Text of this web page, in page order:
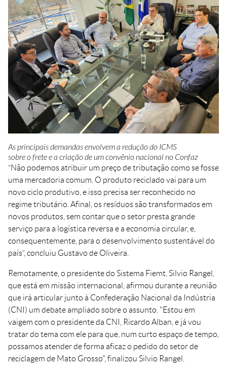
As principais demandas envolvem a redução do ICMS
sobre o frete e a criação de um convênio nacional no Confaz
“Não podemos atribuir um preço de tributação como se fosse
uma mercadoria comum. O produto reciclado vai para um
novo ciclo produtivo, e isso precisa ser reconhecido no
regime tributário. Afinal, os resíduos são transformados em
novos produtos, sem contar que o setor presta grande
serviço para a logística reversa e a economia circular, e,
consequentemente, para o desenvolvimento sustentável do
país”, concluiu Gustavo de Oliveira.
Remotamente, o presidente do Sistema Fiemt, Silvio Rangel,
que está em missão internacional, afirmou durante a reunião
que irá articular junto à Confederação Nacional da Indústria
(CNI) um debate ampliado sobre o assunto. "Estou em
vaigem com o presidente da CNI, Ricardo Alban, e já vou
tratar do tema com ele para que, num curto espaço de tempo,
possamos atender de forma aficaz o pedido do setor de
reciclagem de Mato Grosso", finalizou Silvio Rangel.